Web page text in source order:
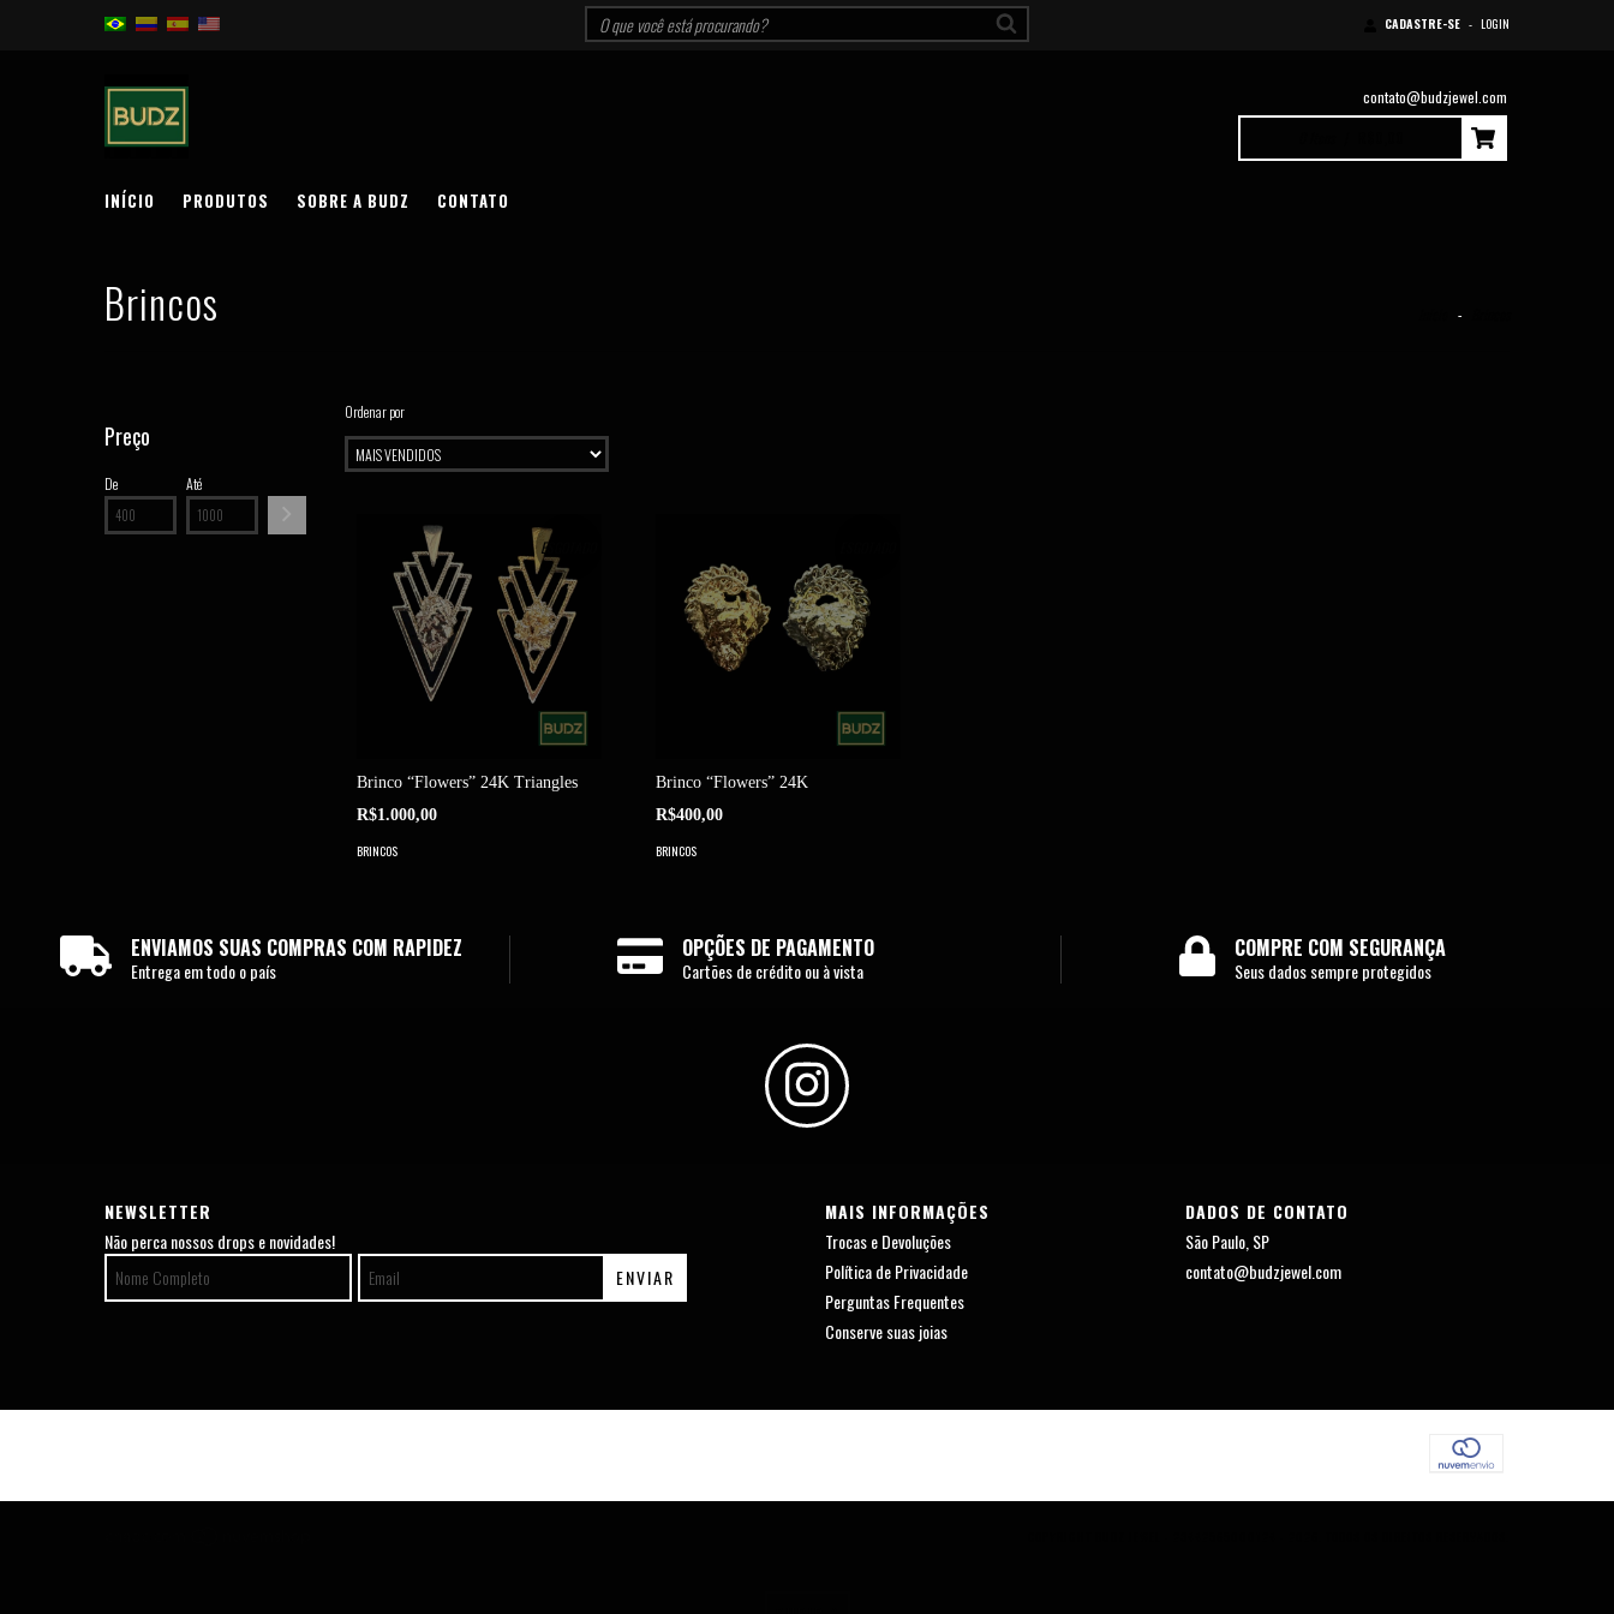
CADASTRE-SE - LOGIN
contato@budzjewel.com
INÍCIO PRODUTOS SOBRE A BUDZ CONTATO
Brincos -
Preço
De Até
Ordenar por
ESGOTADO
Brinco “Flowers” 24K Triangles
R$1.000,00
BRINCOS
Brinco “Flowers” 24K
R$400,00
BRINCOS
ENVIAMOS SUAS COMPRAS COM RAPIDEZ
Entrega em todo o país
OPÇÕES DE PAGAMENTO
Cartões de crédito ou à vista
COMPRE COM SEGURANÇA
Seus dados sempre protegidos
NEWSLETTER
Não perca nossos drops e novidades!
MAIS INFORMAÇÕES
Trocas e Devoluções
Política de Privacidade
Perguntas Frequentes
Conserve suas joias
DADOS DE CONTATO
São Paulo, SP
contato@budzjewel.com